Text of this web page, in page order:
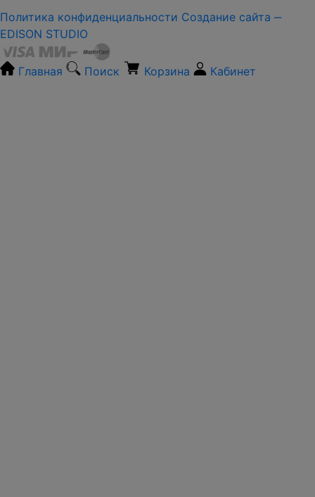
Политика конфиденциальности Создание сайта ‒
EDISON STUDIO
Главная Поиск Корзина Кабинет